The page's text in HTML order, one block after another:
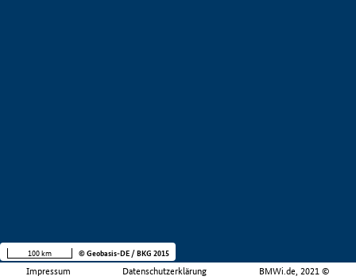
Impressum Datenschutzerklärung BMWi.de, 2021 ©
100 km © Geobasis-DE / BKG 2015